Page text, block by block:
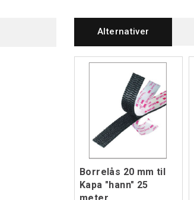
Alternativer
Borrelås 20 mm til
Kapa "hann" 25